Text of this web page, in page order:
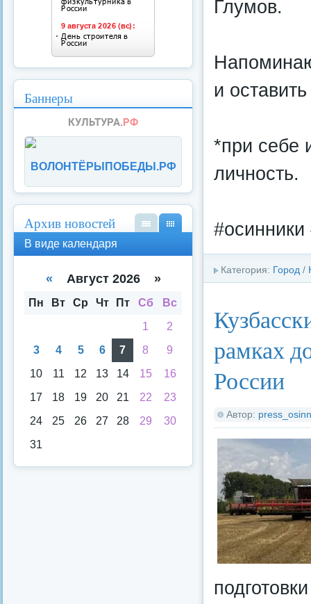
Глумов.
и
*при себе
личность.
#осинники
Категория: Город /
рамках
России
Автор:
Баннеры
ВОЛОНТЁРЫПОБЕДЫ.РФ
Архив новостей
кал
аря
спи
В виде календаря
« Август 2026 »
Пн Вт Ср Чт Пт Сб
Вс
1
2
3
4 5 6 7 8
9
10
11 12 13 14 15
16
17
18 19 20 21 22
23
24
25 26 27 28 29
30
31